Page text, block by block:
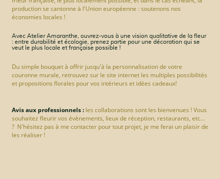
production se cantonne à l'Union européenne : soutenons nos
économies locales !
Avec Atelier Amaranthe, ouvrez-vous à une vision qualitative de la fleur
: entre durabilité et écologie, prenez partie pour une décoration qui se
veut le plus locale et française possible !
Du simple bouquet à offrir jusqu'à la personnalisation de votre
couronne murale, retrouvez sur le site internet les multiples possibilités
et propositions florales pour vos intérieurs et idées cadeaux!
Avis aux professionnels : les collaborations sont les bienvenues ! Vous
souhaitez fleurir vos évènements, lieux de réception, restaurants, etc...
? N'hésitez pas à me contacter pour tout projet, je me ferai un plaisir de
les réaliser !